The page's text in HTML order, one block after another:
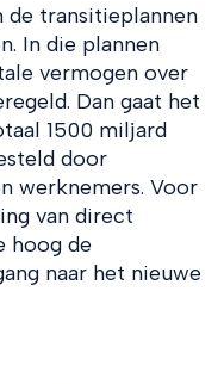
transitieplannen
In die plannen
vermogen over
Dan gaat het
1500 miljard
door
werknemers. Voor
van direct
hoog de
naar het nieuwe